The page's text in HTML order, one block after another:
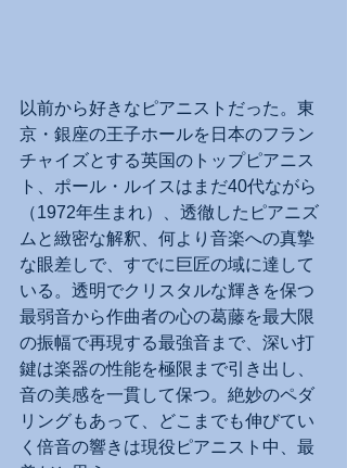
以前から好きなピアニストだった。東
京・銀座の王子ホールを日本のフラン
チャイズとする英国のトップピアニス
ト、ポール・ルイスはまだ40代ながら
（1972年生まれ）、透徹したピアニズ
ムと緻密な解釈、何より音楽への真摯
な眼差しで、すでに巨匠の域に達して
いる。透明でクリスタルな輝きを保つ
最弱音から作曲者の心の葛藤を最大限
の振幅で再現する最強音まで、深い打
鍵は楽器の性能を極限まで引き出し、
音の美感を一貫して保つ。絶妙のペダ
リングもあって、どこまでも伸びてい
く倍音の響きは現役ピアニスト中、最